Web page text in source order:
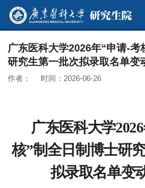
广东医科大学2026年“申请-考
研究生第一批次拟录取名单变
作者： 时间：2026-06-26
广东医科大学2026
核”制全日制博士研
拟录取名单变